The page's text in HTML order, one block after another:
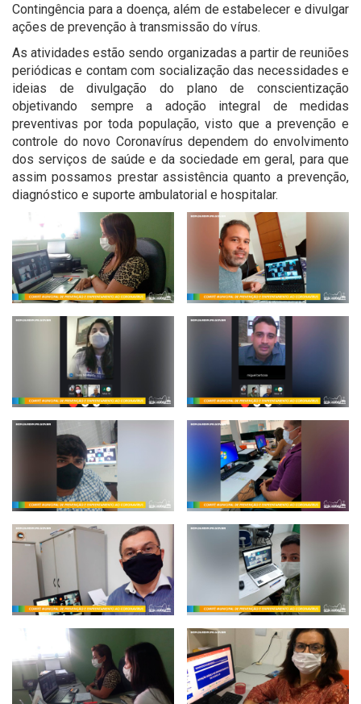
Contingência para a doença, além de estabelecer e divulgar
ações de prevenção à transmissão do vírus.
As atividades estão sendo organizadas a partir de reuniões
periódicas e contam com socialização das necessidades e
ideias de divulgação do plano de conscientização
objetivando sempre a adoção integral de medidas
preventivas por toda população, visto que a prevenção e
controle do novo Coronavírus dependem do envolvimento
dos serviços de saúde e da sociedade em geral, para que
assim possamos prestar assistência quanto a prevenção,
diagnóstico e suporte ambulatorial e hospitalar.